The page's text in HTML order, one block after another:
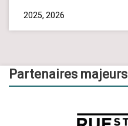
2025, 2026
Partenaires majeurs